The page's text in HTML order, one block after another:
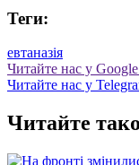
Теги:
евтаназія
Читайте нас у
Читайте нас у
Читайте